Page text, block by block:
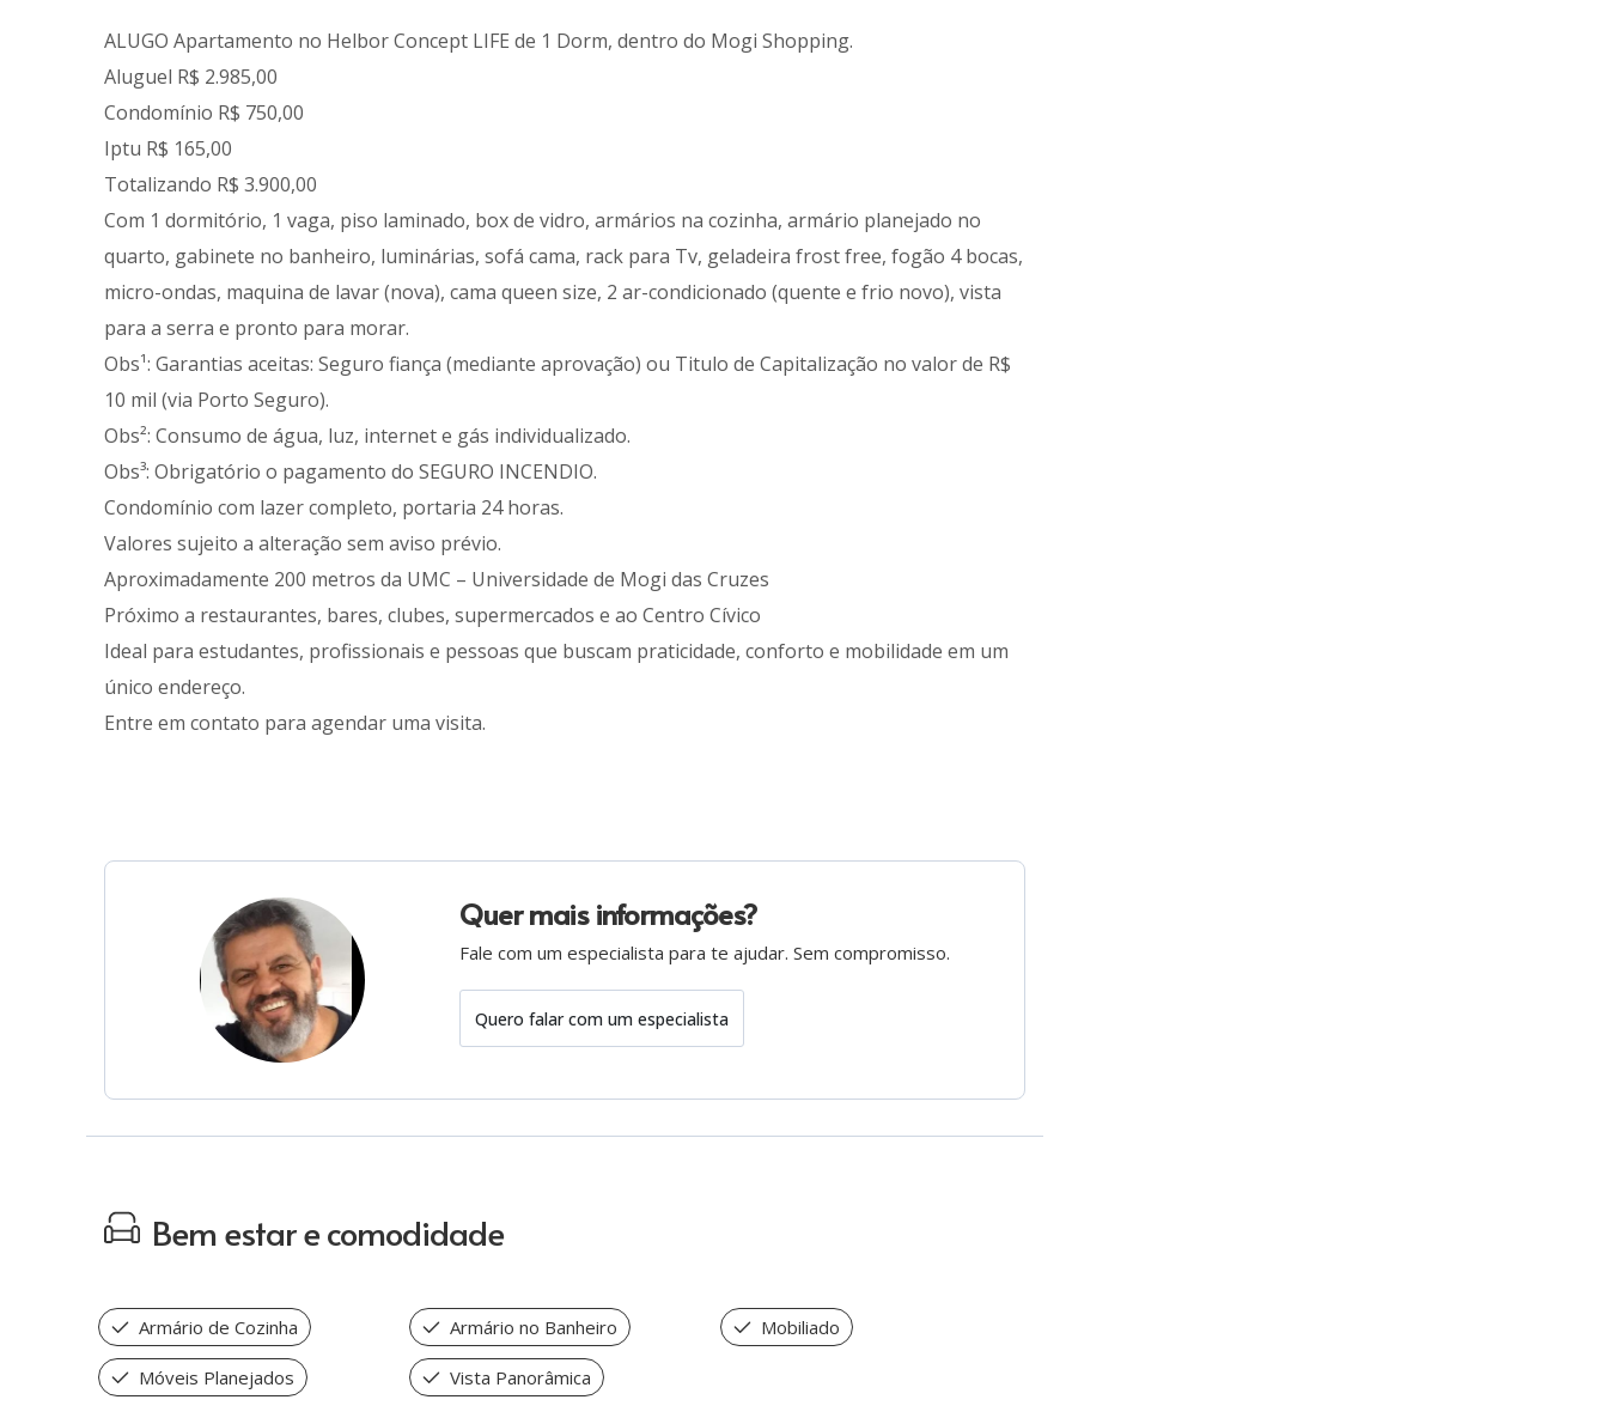
ALUGO Apartamento no Helbor Concept LIFE de 1 Dorm, dentro do Mogi Shopping.
Aluguel R$ 2.985,00
Condomínio R$ 750,00
Iptu R$ 165,00
Totalizando R$ 3.900,00
Com 1 dormitório, 1 vaga, piso laminado, box de vidro, armários na cozinha, armário planejado no
quarto, gabinete no banheiro, luminárias, sofá cama, rack para Tv, geladeira frost free, fogão 4 bocas,
micro-ondas, maquina de lavar (nova), cama queen size, 2 ar-condicionado (quente e frio novo), vista
para a serra e pronto para morar.
Obs¹: Garantias aceitas: Seguro fiança (mediante aprovação) ou Titulo de Capitalização no valor de R$
10 mil (via Porto Seguro).
Obs²: Consumo de água, luz, internet e gás individualizado.
Obs³: Obrigatório o pagamento do SEGURO INCENDIO.
Condomínio com lazer completo, portaria 24 horas.
Valores sujeito a alteração sem aviso prévio.
Aproximadamente 200 metros da UMC – Universidade de Mogi das Cruzes
Próximo a restaurantes, bares, clubes, supermercados e ao Centro Cívico
Ideal para estudantes, profissionais e pessoas que buscam praticidade, conforto e mobilidade em um
único endereço.
Entre em contato para agendar uma visita.
Quer mais informações?
Fale com um especialista para te ajudar. Sem compromisso.
Quero falar com um especialista
Bem estar e comodidade
Armário de Cozinha Armário no Banheiro Mobiliado
Móveis Planejados Vista Panorâmica